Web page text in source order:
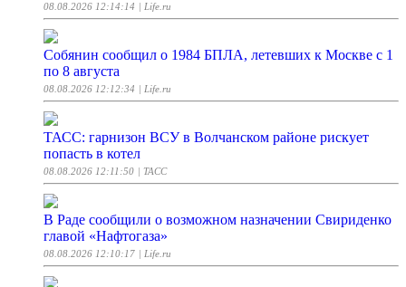
08.08.2026 12:14:14 | Life.ru
Собянин сообщил о 1984 БПЛА, летевших к Москве с 1
по 8 августа
08.08.2026 12:12:34 | Life.ru
ТАСС: гарнизон ВСУ в Волчанском районе рискует
попасть в котел
08.08.2026 12:11:50 | ТАСС
В Раде сообщили о возможном назначении Свириденко
главой «Нафтогаза»
08.08.2026 12:10:17 | Life.ru